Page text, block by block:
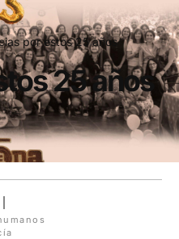
por estos 25 años
25 años